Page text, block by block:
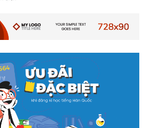
THPT từ 14 đến 16 điểm, các bạn vẫn hoàn
những ngành học tốt nhất và có đầu ra tốt
dựng đô thị thông minh – Hướng đến
...
và bền vững đang là mục tiêu của rất nhiều
Việt Nam, đã có gần 20 tỉnh, thành phố trên
hoặc khởi động các đề án về đô thị thông